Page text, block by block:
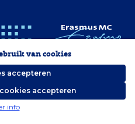
MC
van cookies
accepteren
accepteren
info